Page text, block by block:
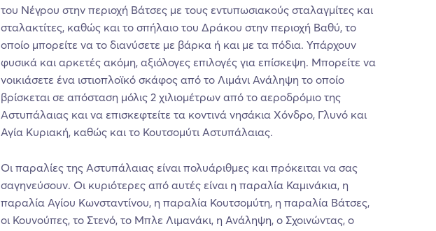
του Νέγρου στην περιοχή Βάτσες με τους εντυπωσιακούς σταλαγμίτες και
σταλακτίτες, καθώς και το σπήλαιο του Δράκου στην περιοχή Βαθύ, το
οποίο μπορείτε να το διανύσετε με βάρκα ή και με τα πόδια. Υπάρχουν
φυσικά και αρκετές ακόμη, αξιόλογες επιλογές για επίσκεψη. Μπορείτε να
νοικιάσετε ένα ιστιοπλοϊκό σκάφος από το Λιμάνι Ανάληψη το οποίο
βρίσκεται σε απόσταση μόλις 2 χιλιομέτρων από το αεροδρόμιο της
Αστυπάλαιας και να επισκεφτείτε τα κοντινά νησάκια Χόνδρο, Γλυνό και
Αγία Κυριακή, καθώς και το Κουτσομύτι Αστυπάλαιας.
Οι παραλίες της Αστυπάλαιας είναι πολυάριθμες και πρόκειται να σας
σαγηνεύσουν. Οι κυριότερες από αυτές είναι η παραλία Καμινάκια, η
παραλία Αγίου Κωνσταντίνου, η παραλία Κουτσομύτη, η παραλία Βάτσες,
οι Κουνούπες, το Στενό, το Μπλε Λιμανάκι, η Ανάληψη, ο Σχοινώντας, ο